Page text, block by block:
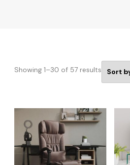
Showing 1–30 of 57 results